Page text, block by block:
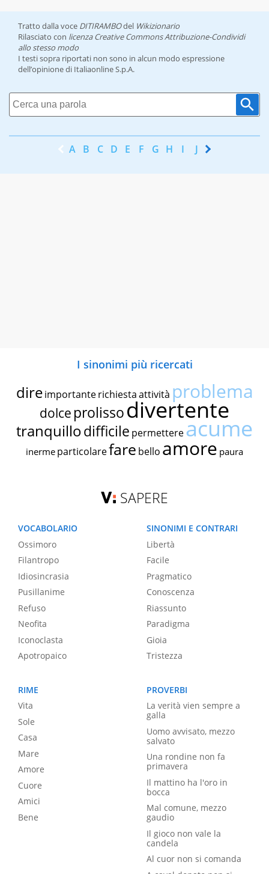
Tratto dalla voce DITIRAMBOdel Wikizionario
Rilasciato con licenza Creative Commons Attribuzione-Condividi
allo stesso modo
I testi sopra riportati non sono in alcun modo espressione
dell’opinione di Italiaonline S.p.A.
A B C D E F G H I J K
I sinonimi più ricercati
dire importante richiestaattività problema
dolce prolissodivertente
tranquillodifficile permettereacume
inerme particolarefare bello amore paura
SAPERE
VOCABOLARIO
Ossimoro
Filantropo
Idiosincrasia
Pusillanime
Refuso
Neofita
Iconoclasta
Apotropaico
SINONIMI E CONTRARI
Libertà
Facile
Pragmatico
Conoscenza
Riassunto
Paradigma
Gioia
Tristezza
RIME
Vita
Sole
Casa
Mare
Amore
Cuore
Amici
Bene
PROVERBI
La verità vien sempre a
galla
Uomo avvisato, mezzo
salvato
Una rondine non fa
primavera
Il mattino ha l'oro in
bocca
Mal comune, mezzo
gaudio
Il gioco non vale la
candela
Al cuor non si comanda